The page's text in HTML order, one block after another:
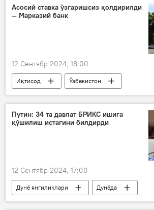
Шанхай ҳамкорлик ташкилоти (ШҲТ)
транспорт
Асосий ставка ўзгаришсиз қолдирилди
— Марказий банк
12 Сентябр 2024, 18:00
Иқтисод
Ўзбекистон
асосий ставка
Марказий банк
Путин: 34 та давлат БРИКС ишига
қўшилиш истагини билдирди
12 Сентябр 2024, 17:00
Дунё янгиликлари
Дунёда
БРИКС (BRICS)
Владимир Путин